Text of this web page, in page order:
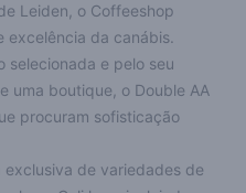
Leiden, o Coffeeshop
excelência da canábis.
selecionada e pelo seu
uma boutique, o Double AA
procuram sofisticação
exclusiva de variedades de